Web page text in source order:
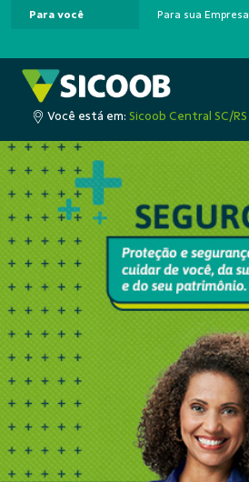
Pular para o Conteúdo principal
Para você Para sua Empresa
Você está em: Sicoob Central SC/RS